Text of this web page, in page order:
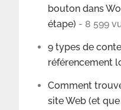
bouton dans
étape) - 8 599
9 types de
référencement
Comment
site Web (et